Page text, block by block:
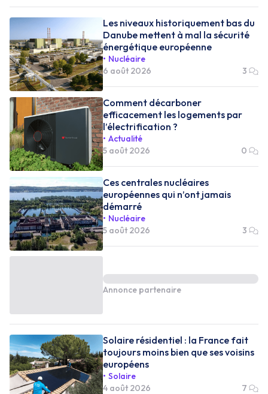
Les niveaux historiquement bas du
Danube mettent à mal la sécurité
énergétique européenne
Nucléaire
6 août 2026
3
Comment décarboner
efficacement les logements par
l’électrification ?
Actualité
5 août 2026
0
Ces centrales nucléaires
européennes qui n’ont jamais
démarré
Nucléaire
5 août 2026
3
Annonce partenaire
Solaire résidentiel : la France fait
toujours moins bien que ses voisins
européens
Solaire
4 août 2026
7